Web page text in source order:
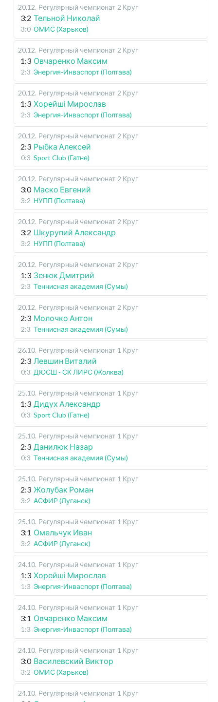
20.12. Регулярный чемпионат 2 Круг
3:2 Тельной Николай
3:0 ОМИС (Харьков)
20.12. Регулярный чемпионат 2 Круг
1:3 Овчаренко Максим
2:3 Энергия-Инваспорт (Полтава)
20.12. Регулярный чемпионат 2 Круг
1:3 Хорейші Мирослав
2:3 Энергия-Инваспорт (Полтава)
20.12. Регулярный чемпионат 2 Круг
2:3 Рыбка Алексей
0:3 Sport Club (Гатне)
20.12. Регулярный чемпионат 2 Круг
3:0 Маско Евгений
3:2 НУПП (Полтава)
20.12. Регулярный чемпионат 2 Круг
3:2 Шкурупий Александр
3:2 НУПП (Полтава)
20.12. Регулярный чемпионат 2 Круг
1:3 Зенюк Дмитрий
2:3 Теннисная академия (Сумы)
20.12. Регулярный чемпионат 2 Круг
2:3 Молочко Антон
2:3 Теннисная академия (Сумы)
26.10. Регулярный чемпионат 1 Круг
2:3 Левшин Виталий
0:3 ДЮСШ - СК ЛИРС (Жолква)
25.10. Регулярный чемпионат 1 Круг
1:3 Дидух Александр
0:3 Sport Club (Гатне)
25.10. Регулярный чемпионат 1 Круг
2:3 Данилюк Назар
0:3 Теннисная академия (Сумы)
25.10. Регулярный чемпионат 1 Круг
2:3 Жолубак Роман
3:2 АСФИР (Луганск)
25.10. Регулярный чемпионат 1 Круг
3:1 Омельчук Иван
3:2 АСФИР (Луганск)
24.10. Регулярный чемпионат 1 Круг
1:3 Хорейші Мирослав
1:3 Энергия-Инваспорт (Полтава)
24.10. Регулярный чемпионат 1 Круг
3:1 Овчаренко Максим
1:3 Энергия-Инваспорт (Полтава)
24.10. Регулярный чемпионат 1 Круг
3:0 Василевский Виктор
3:2 ОМИС (Харьков)
24.10. Регулярный чемпионат 1 Круг